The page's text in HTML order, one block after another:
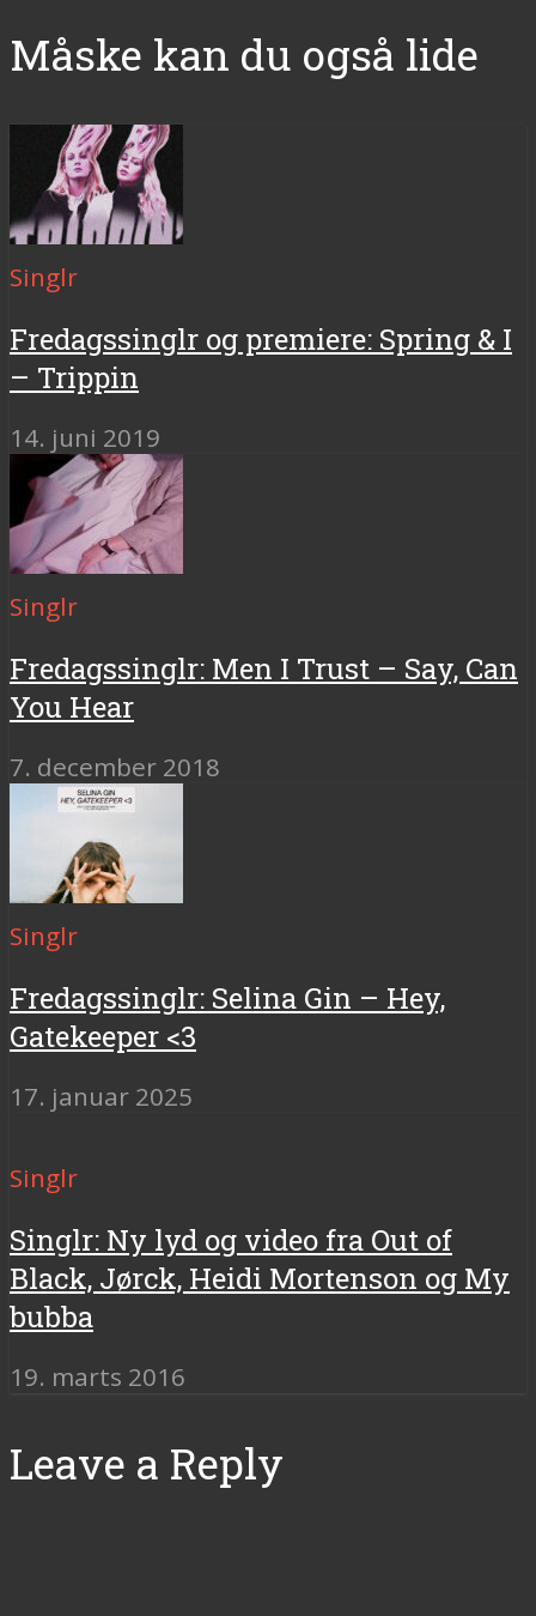
Måske kan du også lide
Singlr
Fredagssinglr og premiere: Spring & I
– Trippin
14. juni 2019
Singlr
Fredagssinglr: Men I Trust – Say, Can
You Hear
7. december 2018
Singlr
Fredagssinglr: Selina Gin – Hey,
Gatekeeper <3
17. januar 2025
Singlr
Singlr: Ny lyd og video fra Out of
Black, Jørck, Heidi Mortenson og My
bubba
19. marts 2016
Leave a Reply